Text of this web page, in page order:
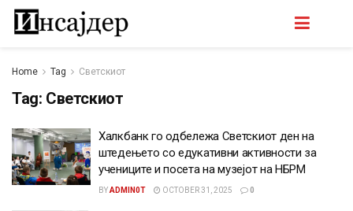
Home Tag Светскиот
Tag: Светскиот
Халкбанк го одбележа Светскиот ден на
штедењето со едукативни активности за
учениците и посета на музејот на НБРМ
BYADMIN0T OCTOBER 31, 2025 0